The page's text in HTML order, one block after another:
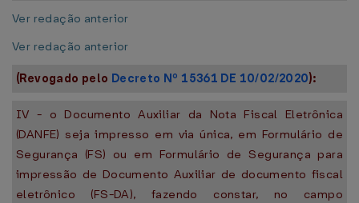
Ver redação anterior
Ver redação anterior
(Revogado pelo Decreto Nº 15361 DE 10/02/2020):
IV - o Documento Auxiliar da Nota Fiscal Eletrônica
(DANFE) seja impresso em via única, em Formulário de
Segurança (FS) ou em Formulário de Segurança para
impressão de Documento Auxiliar de documento fiscal
eletrônico (FS-DA), fazendo constar, no campo